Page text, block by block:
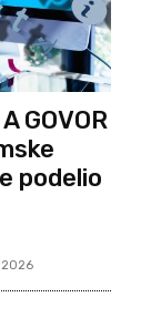
GOVOR
podelio
2026